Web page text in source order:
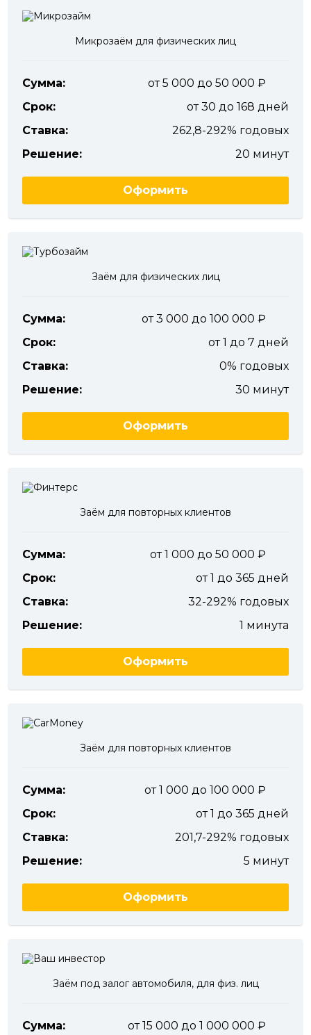
Микрозаём для физических лиц
Сумма:
от 5 000 до 50 000
Срок:
от 30 до 168 дней
Ставка:
262,8-292% годовых
Решение:
20 минут
Оформить
Заём для физических лиц
Сумма:
от 3 000 до 100 000
Срок:
от 1 до 7 дней
Ставка:
0% годовых
Решение:
30 минут
Оформить
Заём для повторных клиентов
Сумма:
от 1 000 до 50 000
Срок:
от 1 до 365 дней
Ставка:
32-292% годовых
Решение:
1 минута
Оформить
Заём для повторных клиентов
Сумма:
от 1 000 до 100 000
Срок:
от 1 до 365 дней
Ставка:
201,7-292% годовых
Решение:
5 минут
Оформить
Заём под залог автомобиля, для физ. лиц
Сумма:
от 15 000 до 1 000 000